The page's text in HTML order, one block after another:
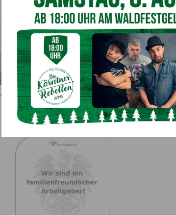
dich bei uns – wir